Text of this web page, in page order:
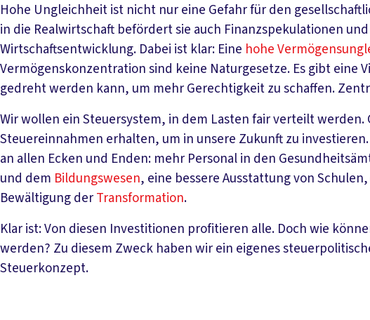
Hohe Ungleichheit ist nicht nur eine Gefahr für den
in die Realwirtschaft befördert sie auch Finanzspekulationen
Wirtschaftsentwicklung. Dabei ist klar: Eine hohe
Vermögenskonzentration sind keine Naturgesetze. Es gibt eine
gedreht werden kann, um mehr Gerechtigkeit zu schaffen.
Wir wollen ein Steuersystem, in dem Lasten fair verteilt werden.
Steuereinnahmen erhalten, um in unsere Zukunft zu
an allen Ecken und Enden: mehr Personal in den
und dem Bildungswesen, eine bessere Ausstattung von
Bewältigung derTransformation.
Klar ist: Von diesen Investitionen profitieren alle. Doch wie
werden? Zu diesem Zweck haben wir ein eigenes
Steuerkonzept.